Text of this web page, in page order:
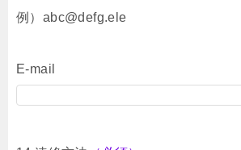
例）abc@defg.ele
E-mail